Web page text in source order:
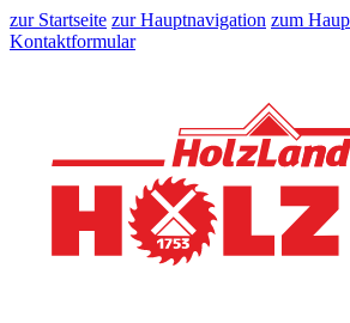
zur Startseite zur Hauptnavigation zum
Kontaktformular